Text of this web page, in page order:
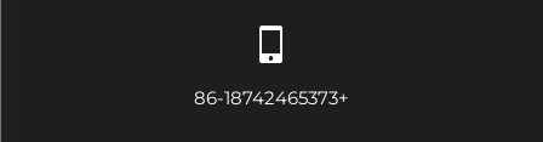
+86-18742465373